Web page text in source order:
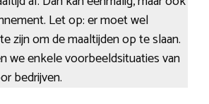
Let op: er moet wel
zijn om de maaltijden op te slaan.
we enkele voorbeeldsituaties van
bedrijven.